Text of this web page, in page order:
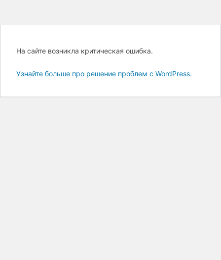
На сайте возникла критическая ошибка.
Узнайте больше про решение проблем с WordPress.